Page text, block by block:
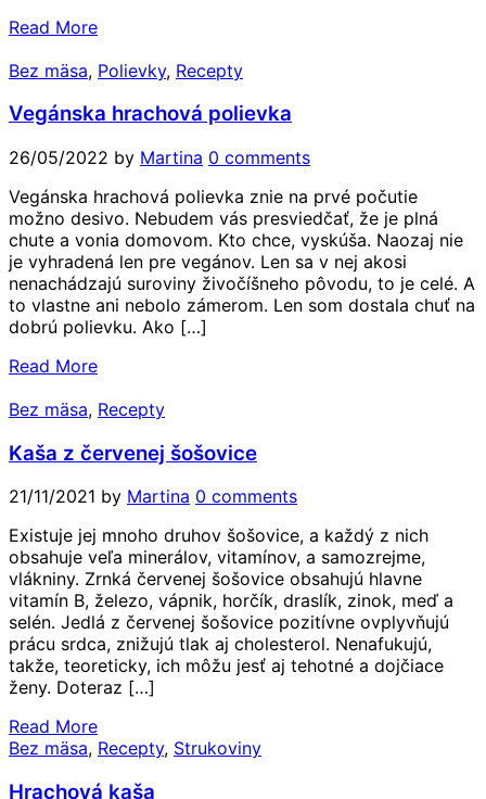
Read More
Bez mäsa, Polievky, Recepty
Vegánska hrachová polievka
26/05/2022 by Martina 0 comments
Vegánska hrachová polievka znie na prvé počutie
možno desivo. Nebudem vás presviedčať, že je plná
chute a vonia domovom. Kto chce, vyskúša. Naozaj nie
je vyhradená len pre vegánov. Len sa v nej akosi
nenachádzajú suroviny živočíšneho pôvodu, to je celé. A
to vlastne ani nebolo zámerom. Len som dostala chuť na
dobrú polievku. Ako […]
Read More
Bez mäsa, Recepty
Kaša z červenej šošovice
21/11/2021 by Martina 0 comments
Existuje jej mnoho druhov šošovice, a každý z nich
obsahuje veľa minerálov, vitamínov, a samozrejme,
vlákniny. Zrnká červenej šošovice obsahujú hlavne
vitamín B, železo, vápnik, horčík, draslík, zinok, meď a
selén. Jedlá z červenej šošovice pozitívne ovplyvňujú
prácu srdca, znižujú tlak aj cholesterol. Nenafukujú,
takže, teoreticky, ich môžu jesť aj tehotné a dojčiace
ženy. Doteraz […]
Read More
Bez mäsa, Recepty, Strukoviny
Hrachová kaša